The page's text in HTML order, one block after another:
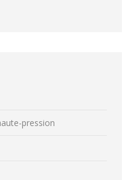
pression